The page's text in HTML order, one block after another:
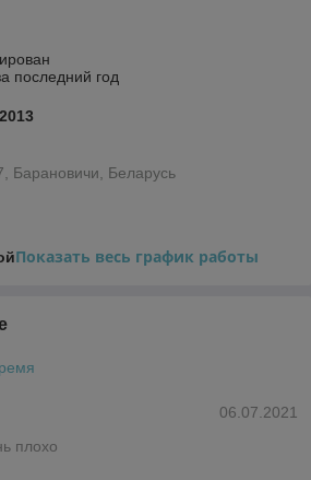
используем исключительно
материалы и современное
позволяет производить надежные
который бесплатно выезжает на
окна востребованы:
гарантию на конструкции
последний год
Барановичи, Беларусь
Показать весь график работы
06.07.2021
плохо